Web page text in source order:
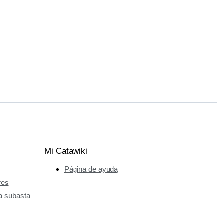
subasta
Mi Catawiki
Página de ayuda